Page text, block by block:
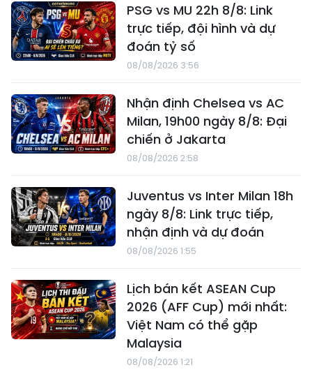
PSG vs MU 22h 8/8: Link
trực tiếp, đội hình và dự
đoán tỷ số
08/08/2026 3:56
Nhận định Chelsea vs AC
Milan, 19h00 ngày 8/8: Đại
chiến ở Jakarta
08/08/2026 2:58
Juventus vs Inter Milan 18h
ngày 8/8: Link trực tiếp,
nhận định và dự đoán
08/08/2026 1:55
Lịch bán kết ASEAN Cup
2026 (AFF Cup) mới nhất:
Việt Nam có thể gặp
Malaysia
08/08/2026 1:21